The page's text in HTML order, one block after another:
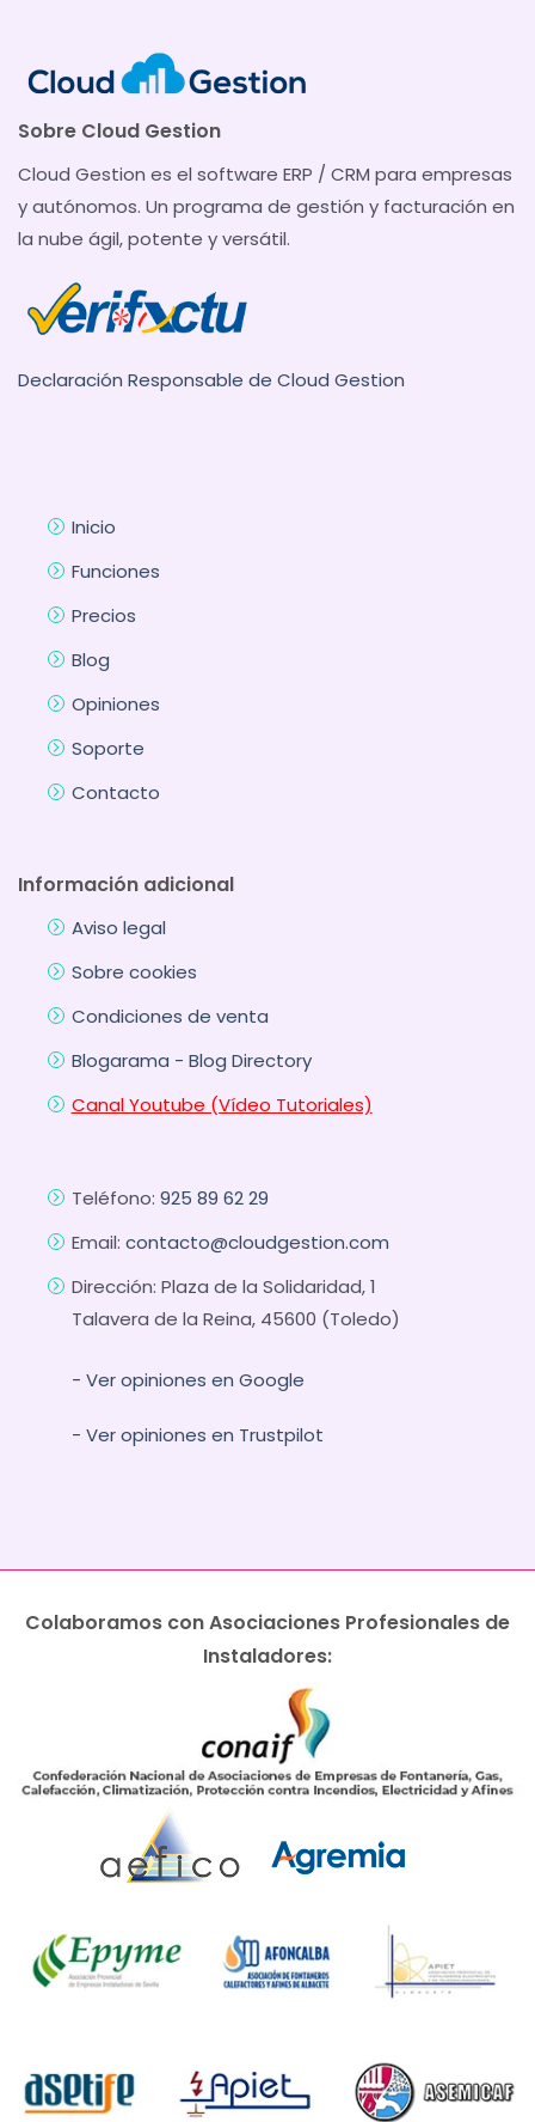
Sobre Cloud Gestion
Cloud Gestion es el software ERP / CRM para empresas
y autónomos. Un programa de gestión y facturación en
la nube ágil, potente y versátil.
Declaración Responsable de Cloud Gestion
Inicio
Funciones
Precios
Blog
Opiniones
Soporte
Contacto
Información adicional
Aviso legal
Sobre cookies
Condiciones de venta
Blogarama - Blog Directory
Canal Youtube (Vídeo Tutoriales)
Teléfono: 925 89 62 29
Email: contacto@cloudgestion.com
Dirección: Plaza de la Solidaridad, 1
Talavera de la Reina, 45600 (Toledo)
- Ver opiniones en Google
- Ver opiniones en Trustpilot
Colaboramos con Asociaciones Profesionales de
Instaladores: